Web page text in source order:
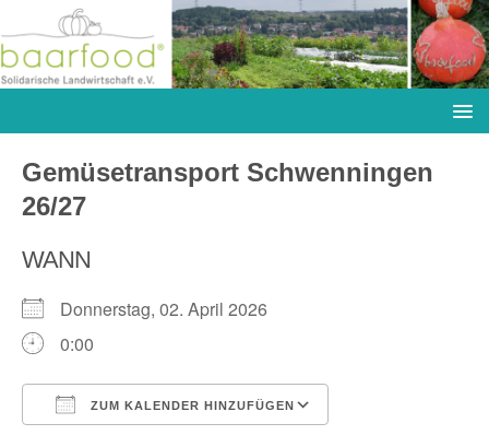
Gemüsetransport Schwenningen
26/27
WANN
Donnerstag, 02. April 2026
0:00
ZUM KALENDER HINZUFÜGEN